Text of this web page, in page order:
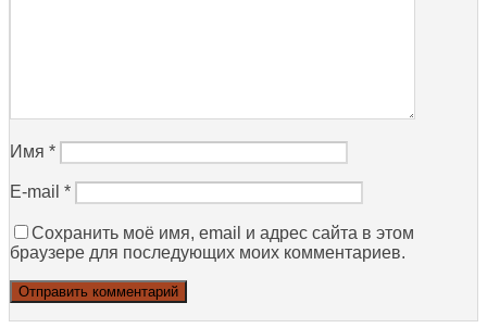
Имя *
E-mail *
Сохранить моё имя, email и адрес сайта в этом
браузере для последующих моих комментариев.